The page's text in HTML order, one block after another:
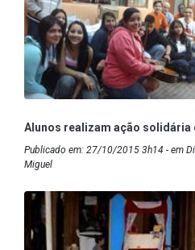
Alunos realizam ação solidária
Publicado em: 27/10/2015 3h14 - em
Miguel